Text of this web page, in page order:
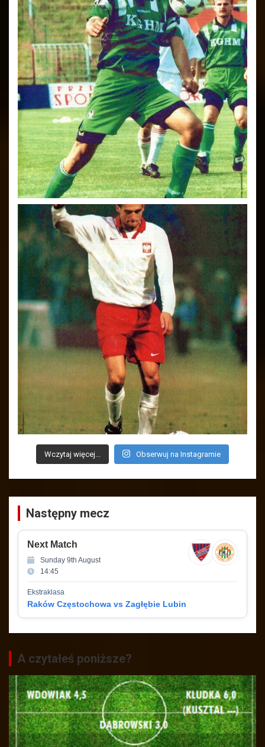
Wczytaj więcej... Obserwuj na Instagramie
Następny mecz
Next Match
Sunday 9th August
14:45
Ekstraklasa
Raków Częstochowa vs Zagłębie Lubin
A czytałeś poniższe?